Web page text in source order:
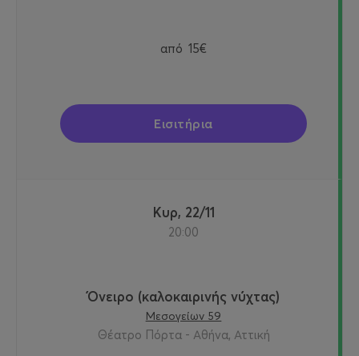
από 15€
Εισιτήρια
Κυρ, 22/11
20:00
Όνειρο (καλοκαιρινής νύχτας)
Μεσογείων 59
Θέατρο Πόρτα - Αθήνα, Αττική